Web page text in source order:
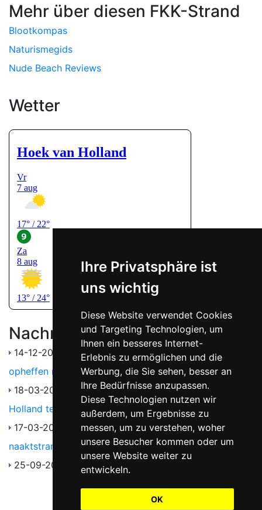
Ihre Privatsphäre ist
uns wichtig
Diese Website verwendet Cookies
und Targeting Technologien, um
Ihnen ein besseres Internet-
Erlebnis zu ermöglichen und die
Werbung, die Sie sehen, besser an
Ihre Bedürfnisse anzupassen.
Diese Technologien nutzen wir
außerdem, um Ergebnisse zu
messen, um zu verstehen, woher
unsere Besucher kommen oder um
unsere Website weiter zu
entwickeln.
OK
Mehr über diesen FKK-Strand
Blootkompas
Naturismegids
Nude Beach Reviews
Wetter
Nachrichten
14-12-2021
Gemeente Rotterdam: “Geen plannen voor
opheffen naaktstrand Hoek van Holland”
18-03-2021
NFN: Voortbestaan naaktstrand Hoek van
Holland ter discussie
17-03-2021
Schiedams nieuws: Onzekere toekomst
naaktstrand Hoek van Holland
25-09-2012
NRC-Next: Stampij zonder onderbroek